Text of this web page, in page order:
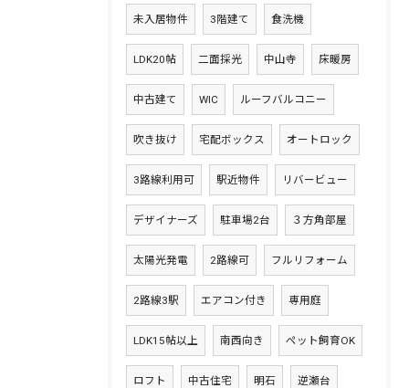
未入居物件 3階建て 食洗機
LDK20帖 二面採光 中山寺 床暖房
中古建て WIC ルーフバルコニー
吹き抜け 宅配ボックス オートロック
3路線利用可 駅近物件 リバービュー
デザイナーズ 駐車場2台 ３方角部屋
太陽光発電 2路線可 フルリフォーム
2路線3駅 エアコン付き 専用庭
LDK15帖以上 南西向き ペット飼育OK
ロフト 中古住宅 明石 逆瀬台